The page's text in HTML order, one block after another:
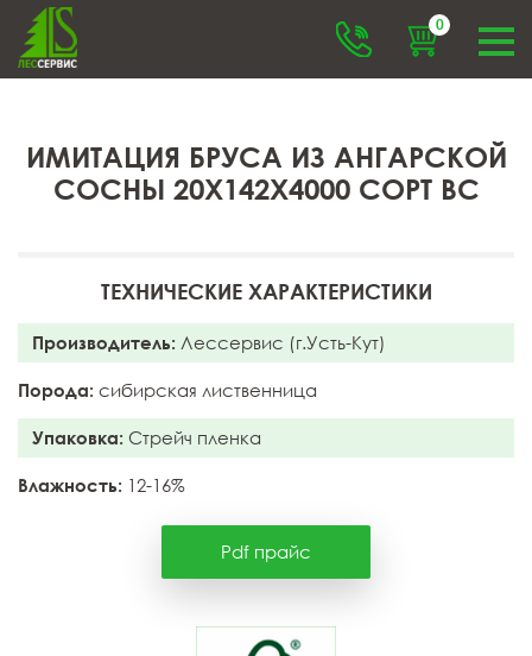
0
ИМИТАЦИЯ БРУСА ИЗ АНГАРСКОЙ
СОСНЫ 20X142X4000 СОРТ BC
ТЕХНИЧЕСКИЕ ХАРАКТЕРИСТИКИ
Производитель: Лессервис (г.Усть-Кут)
Порода: сибирская лиственница
Упаковка: Стрейч пленка
Влажность: 12-16%
Pdf прайс